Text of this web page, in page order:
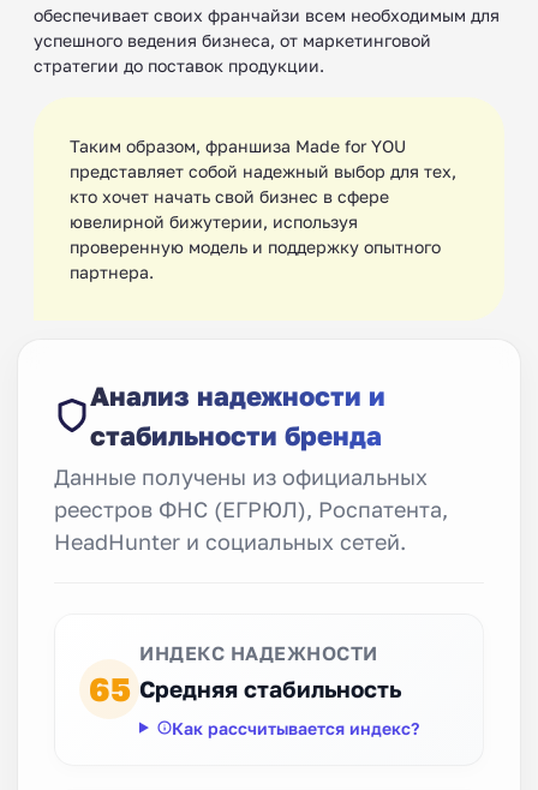
обеспечивает своих франчайзи всем необходимым для
успешного ведения бизнеса, от маркетинговой
стратегии до поставок продукции.
Таким образом, франшиза Made for YOU
представляет собой надежный выбор для тех,
кто хочет начать свой бизнес в сфере
ювелирной бижутерии, используя
проверенную модель и поддержку опытного
партнера.
Анализ надежности и
стабильности бренда
Данные получены из официальных
реестров ФНС (ЕГРЮЛ), Роспатента,
HeadHunter и социальных сетей.
65
ИНДЕКС НАДЕЖНОСТИ
Средняя стабильность
Как рассчитывается индекс?